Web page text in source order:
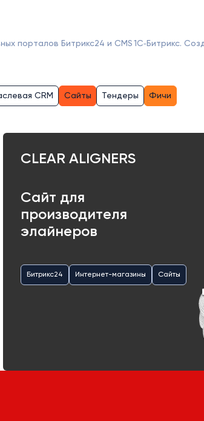
порталов Битрикс24 и CMS 1С‑Битрикс.
CRM Сайты Тендеры Фичи
CLEAR ALIGNERS
Сайт для
производителя
элайнеров
Битрикс24 Интернет-магазины Сайты